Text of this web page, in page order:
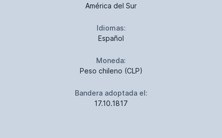
América del Sur
Idiomas:
Español
Moneda:
Peso chileno (CLP)
Bandera adoptada el:
17.10.1817